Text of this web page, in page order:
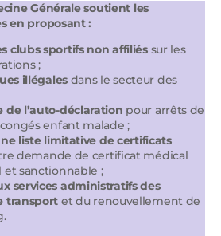
Générale soutient les
en proposant :
clubs sportifs non affiliéssur les
;
illégales dans le secteur des
de l’auto-déclaration pour arrêts de
enfant malade ;
liste limitative de certificats
demande de certificat médical
sanctionnable ;
services administratifs des
transport et du renouvellement de